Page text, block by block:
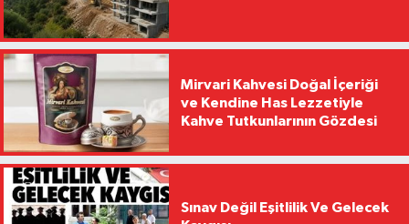
Mirvari Kahvesi Doğal İçeriği
ve Kendine Has Lezzetiyle
Kahve Tutkunlarının Gözdesi
Sınav Değil Eşitlilik Ve Gelecek